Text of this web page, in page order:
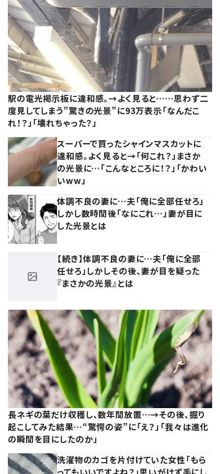
駅の電光掲示板に違和感。→よく見ると……思わず二
度見してしまう”驚きの光景”に93万表示「なんだこ
れ！？」「壊れちゃった？」
スーパーで買ったシャインマスカットに
違和感。よく見ると→「何これ？」まさか
の光景に…「こんなところに！？」「かわい
いww」
体調不良の妻に…夫「俺に全部任せろ」
しかし数時間後「なにこれ…」妻が目に
した光景とは
【続き】体調不良の妻に…夫「俺に全部
任せろ」しかしその後、妻が目を疑った
『まさかの光景』とは
長ネギの葉だけ収穫し、数年間放置…→その後、掘り
起こしてみた結果…“驚愕の姿”に「え？」「我々は進化
の瞬間を目にしたのか」
洗濯物のカゴを片付けていた女性「もら